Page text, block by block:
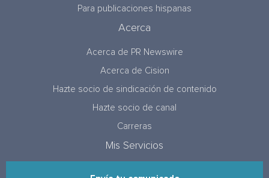
Para publicaciones hispanas
Acerca
Acerca de PR Newswire
Acerca de Cision
Hazte socio de sindicación de contenido
Hazte socio de canal
Carreras
Mis Servicios